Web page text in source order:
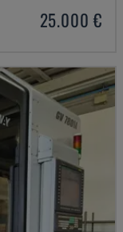
25.000 €